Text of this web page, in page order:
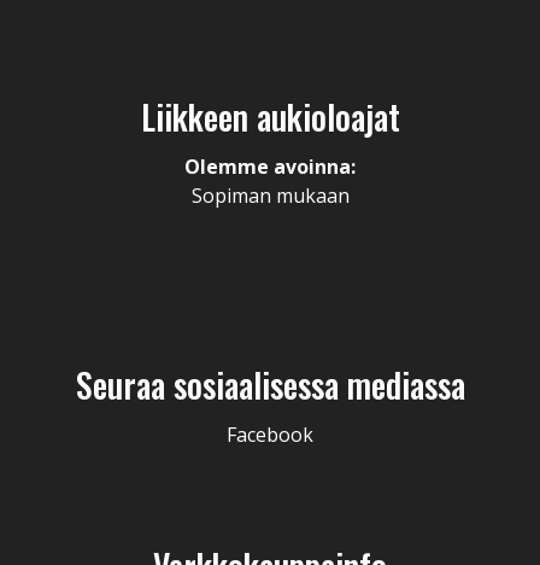
Liikkeen aukioloajat
Olemme avoinna:
Sopiman mukaan
Seuraa sosiaalisessa mediassa
Facebook